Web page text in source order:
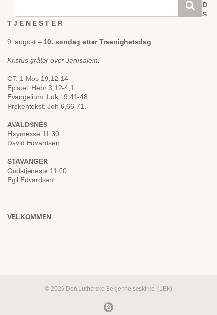
D
S
T J E N E S T E R
9. august – 10. søndag etter Treenighetsdag
Kristus gråter over Jerusalem.
GT: 1 Mos 19,12-14
Epistel: Hebr 3,12-4,1
Evangelium: Luk 19,41-48
Prekentekst: Joh 6,66-71.
AVALDSNES
Høymesse 11.30
David Edvardsen
STAVANGER
Gudstjeneste 11.00
Egil Edvardsen
VELKOMMEN
© 2026 Den Lutherske Bekjennelseskirke. (LBK)